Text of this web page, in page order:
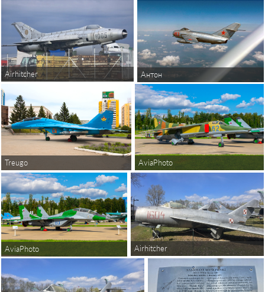
Airhitcher Антон
Treugo AviaPhoto
AviaPhoto Airhitcher